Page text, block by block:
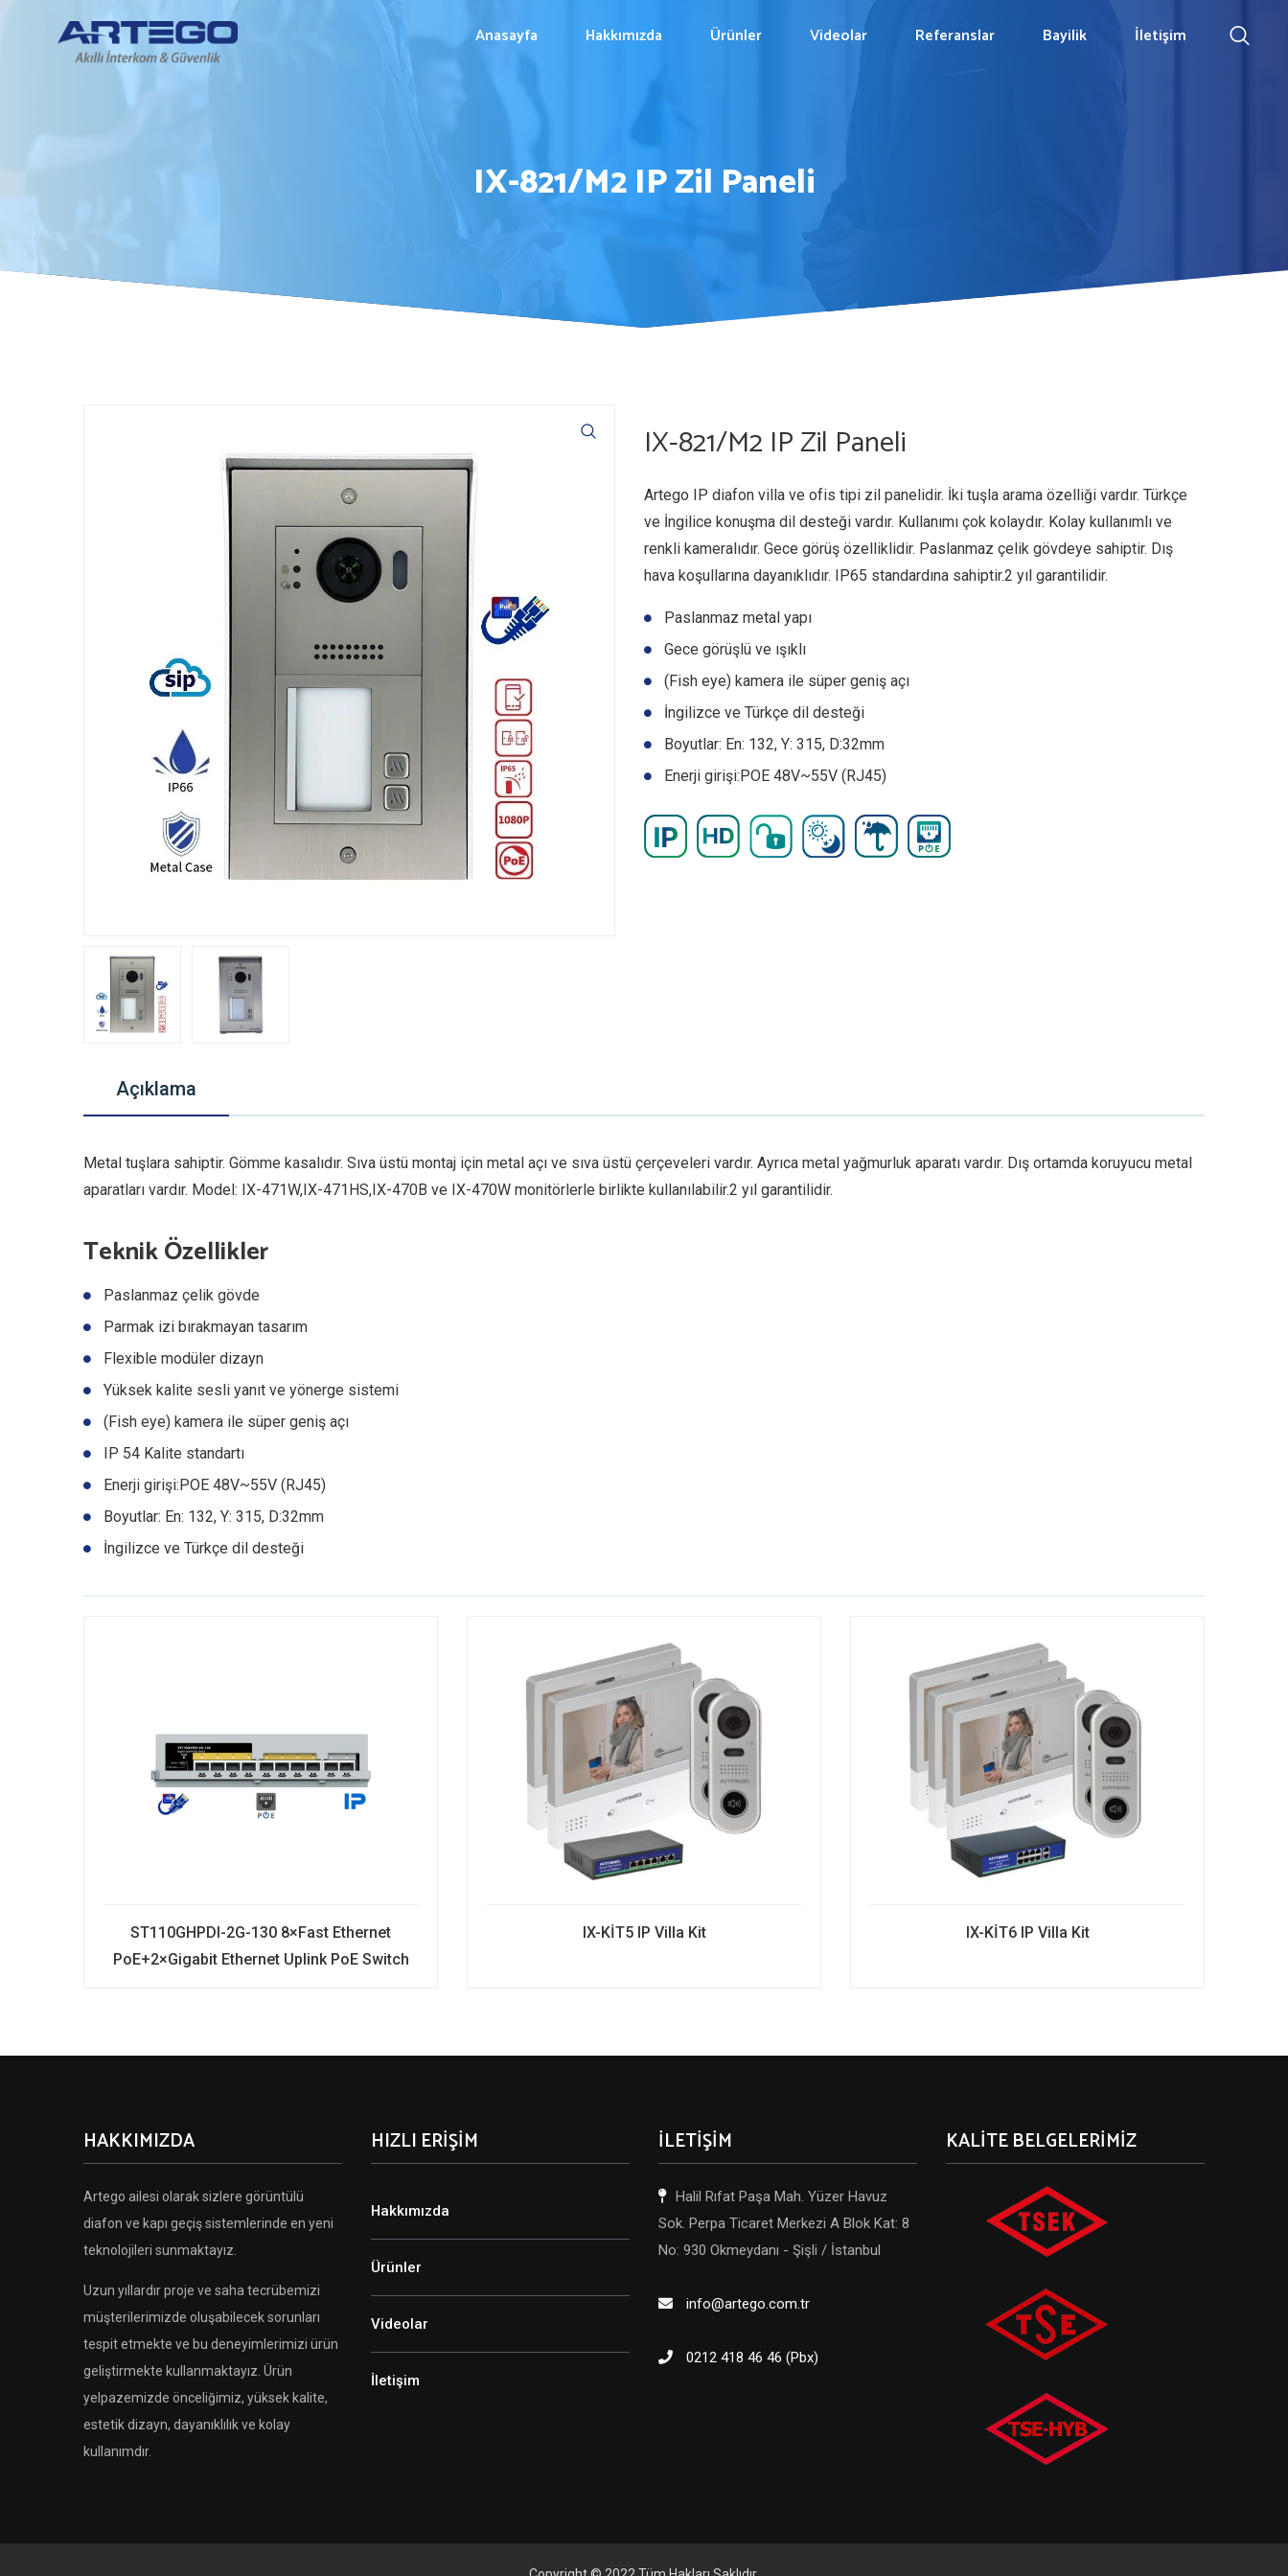
Anasayfa Hakkımızda Ürünler Videolar Referanslar Bayilik İletişim
IX-821/M2 IP Zil Paneli
IX-821/M2 IP Zil Paneli
Artego IP diafon villa ve ofis tipi zil panelidir. İki tuşla arama özelliği vardır. Türkçe
ve İngilice konuşma dil desteği vardır. Kullanımı çok kolaydır. Kolay kullanımlı ve
renkli kameralıdır. Gece görüş özelliklidir. Paslanmaz çelik gövdeye sahiptir. Dış
hava koşullarına dayanıklıdır. IP65 standardına sahiptir.2 yıl garantilidir.
Paslanmaz metal yapı
Gece görüşlü ve ışıklı
(Fish eye) kamera ile süper geniş açı
İngilizce ve Türkçe dil desteği
Boyutlar: En: 132, Y: 315, D:32mm
Enerji girişi:POE 48V~55V (RJ45)
Açıklama
Metal tuşlara sahiptir. Gömme kasalıdır. Sıva üstü montaj için metal açı ve sıva üstü çerçeveleri vardır. Ayrıca metal yağmurluk aparatı vardır. Dış ortamda koruyucu metal
aparatları vardır. Model: IX-471W,IX-471HS,IX-470B ve IX-470W monitörlerle birlikte kullanılabilir.2 yıl garantilidir.
Teknik Özellikler
Paslanmaz çelik gövde
Parmak izi bırakmayan tasarım
Flexible modüler dizayn
Yüksek kalite sesli yanıt ve yönerge sistemi
(Fish eye) kamera ile süper geniş açı
IP 54 Kalite standartı
Enerji girişi:POE 48V~55V (RJ45)
Boyutlar: En: 132, Y: 315, D:32mm
İngilizce ve Türkçe dil desteği
ST110GHPDI-2G-130 8×Fast Ethernet
PoE+2×Gigabit Ethernet Uplink PoE Switch
IX-KİT5 IP Villa Kit IX-KİT6 IP Villa Kit
HAKKIMIZDA
Artego ailesi olarak sizlere görüntülü
diafon ve kapı geçiş sistemlerinde en yeni
teknolojileri sunmaktayız.
Uzun yıllardır proje ve saha tecrübemizi
müşterilerimizde oluşabilecek sorunları
tespit etmekte ve bu deneyimlerimizi ürün
geliştirmekte kullanmaktayız. Ürün
yelpazemizde önceliğimiz, yüksek kalite,
estetik dizayn, dayanıklılık ve kolay
kullanımdır.
HIZLI ERİŞİM
Hakkımızda
Ürünler
Videolar
İletişim
İLETİŞİM
Halil Rıfat Paşa Mah. Yüzer Havuz
Sok. Perpa Ticaret Merkezi A Blok Kat: 8
No: 930 Okmeydanı - Şişli / İstanbul
info@artego.com.tr
0212 418 46 46 (Pbx)
KALITE BELGELERIMIZ